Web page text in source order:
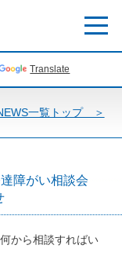
Translate
一覧トップ ＞
障がい相談会
から相談すればい